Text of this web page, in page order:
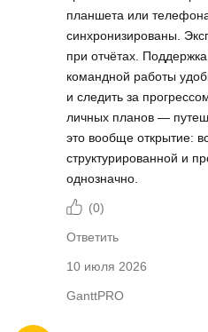
планшета или
синхронизированы.
при отчётах.
командной работы
и следить за
личных планов —
это вообще открытие:
структурированной и
однозначно.
(0)
Ответить
10 июля 2026
GanttPRO